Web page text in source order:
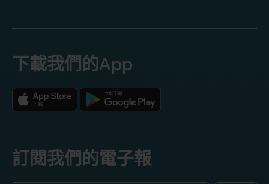
下載我們的App
訂閱我們的電子報